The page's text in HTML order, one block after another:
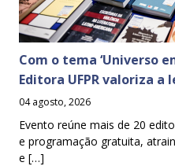
Com o tema ‘Universo
Editora UFPR valoriza
04 agosto, 2026
Evento reúne mais de 20
e programação gratuita,
e […]